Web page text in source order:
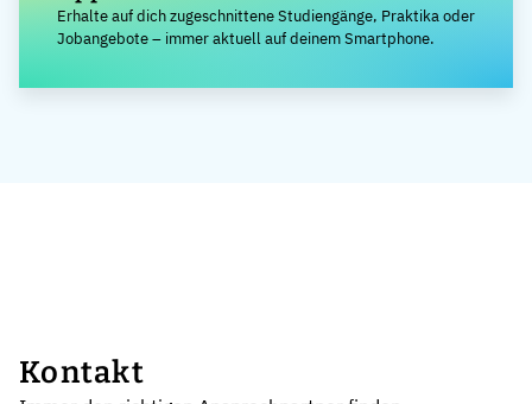
Erhalte auf dich zugeschnittene Studiengänge, Praktika oder
Jobangebote – immer aktuell auf deinem Smartphone.
Kontakt